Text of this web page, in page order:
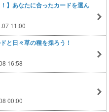
】あなたに合ったカードを選ん
11:00
と日々草の種を採ろう！
16:58
00:00